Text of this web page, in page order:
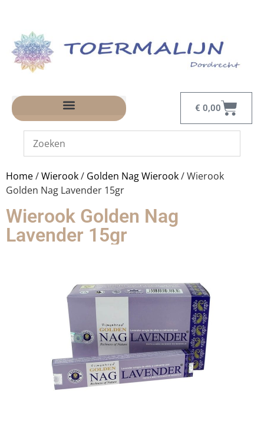
€ 0,00
Home/Wierook/ Golden Nag Wierook/ Wierook
Golden Nag Lavender 15gr
Wierook Golden Nag
Lavender 15gr